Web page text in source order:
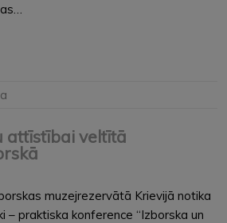
attīstībai veltītā
muzejrezervātā Krievijā notika
praktiska konference “Izborska un